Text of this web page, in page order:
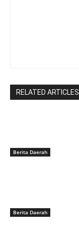
RELATED ARTICLES
Berita Daerah
Berita Daerah